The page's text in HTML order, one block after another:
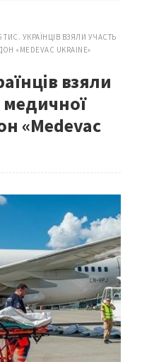
ТИС. УКРАЇНЦІВ ВЗЯЛИ УЧАСТЬ
«MEDEVAC UKRAINE»
взяли
медичної
«Medevac